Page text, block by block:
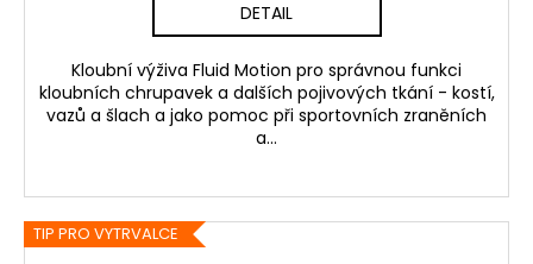
DETAIL
Kloubní výživa Fluid Motion pro správnou funkci
kloubních chrupavek a dalších pojivových tkání - kostí,
vazů a šlach a jako pomoc při sportovních zraněních
a...
TIP PRO VYTRVALCE